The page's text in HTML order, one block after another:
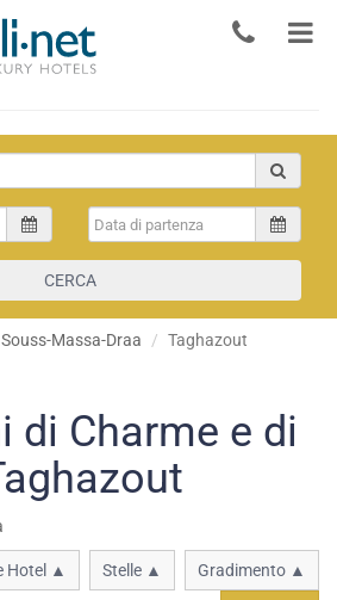
CERCA
Souss-Massa-Draa Taghazout
di Charme e di
Hotel ▲ Stelle ▲ Gradimento ▲